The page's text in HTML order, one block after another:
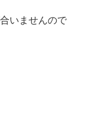
いませんので